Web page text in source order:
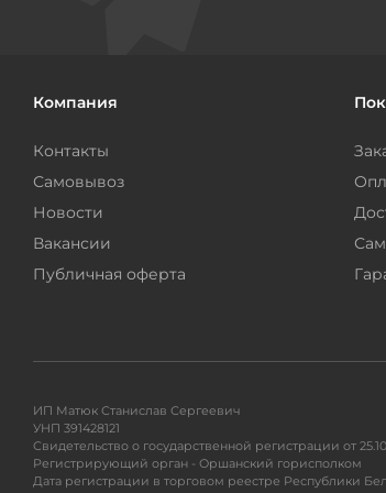
Компания
Контакты
Самовывоз
Новости
Вакансии
Публичная оферта
ИП Матюк Станислав Сергеевич
УНП 391428121
Свидетельство о государственной регистрации от
Регистрирующий орган - Оршанский горисполком
Дата регистрации в торговом реестре Республики